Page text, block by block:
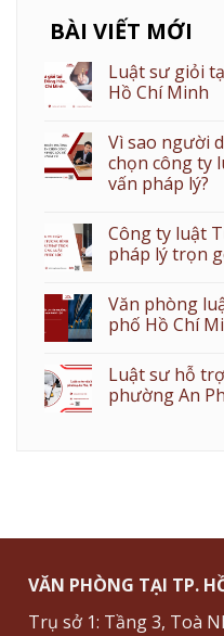
BÀI VIẾT MỚI
Luật sư giỏi
Hồ Chí Minh
Vì sao người
chọn công ty
vấn pháp lý?
Công ty luật
pháp lý trọn
Văn phòng
phố Hồ Chí
Luật sư hỗ
phường An
VĂN PHÒNG TẠI TP.
Trụ sở 1: Tầng 3, Toà